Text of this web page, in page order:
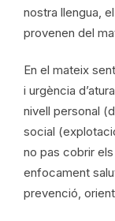
nostra llengua, el
provenen del
En el mateix
i urgència
nivell personal
social
no pas cobrir
enfocament
prevenció,